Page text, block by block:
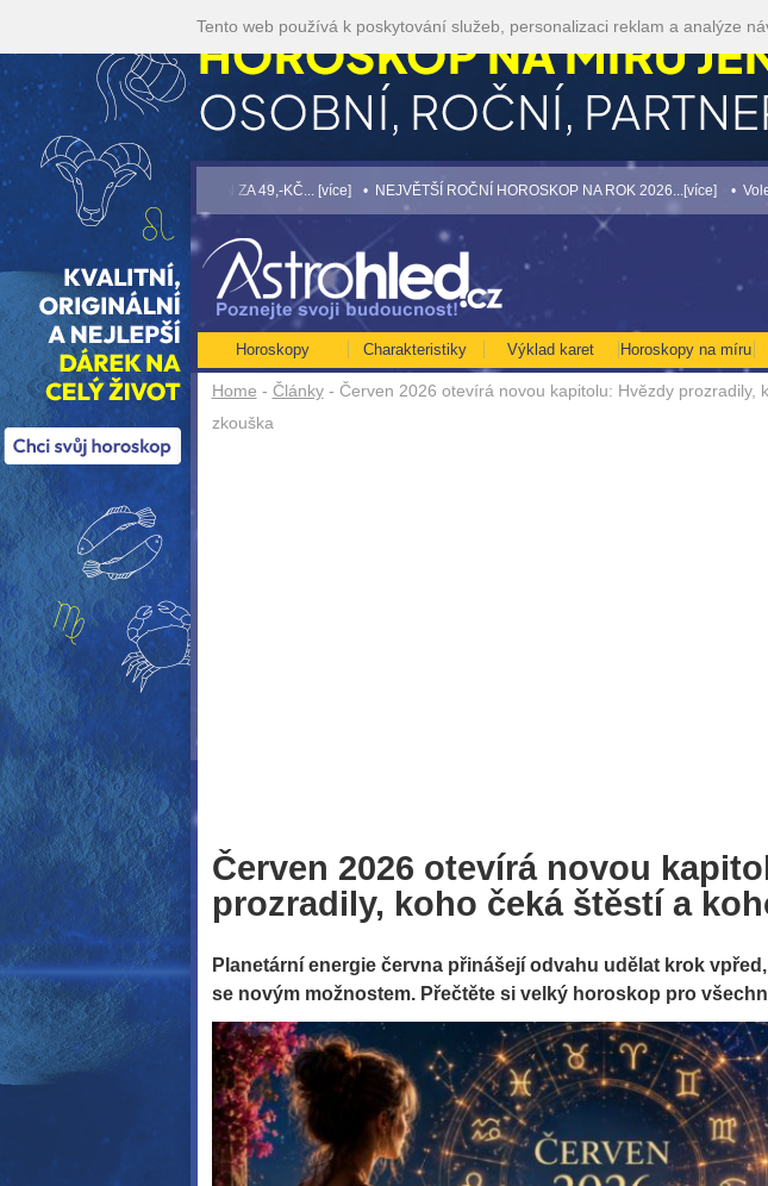
Home - Články- Červen 2026 otevírá novou kapitolu: Hvězdy prozradily,
zkouška
Červen 2026 otevírá novou
prozradily, koho čeká štěstí a
Planetární energie června přinášejí odvahu udělat krok
se novým možnostem. Přečtěte si velký horoskop pro
Horoskopy Charakteristiky Výklad karet Horoskopy na míru
TAROT NA SRPEN ZA 49,-KČ... [více] • NEJVĚTŠÍ ROČNÍ HOROSKOP NA ROK 2026...[více] • Volejte kartářkám
Tento web používá k poskytování služeb, personalizaci reklam a analýze